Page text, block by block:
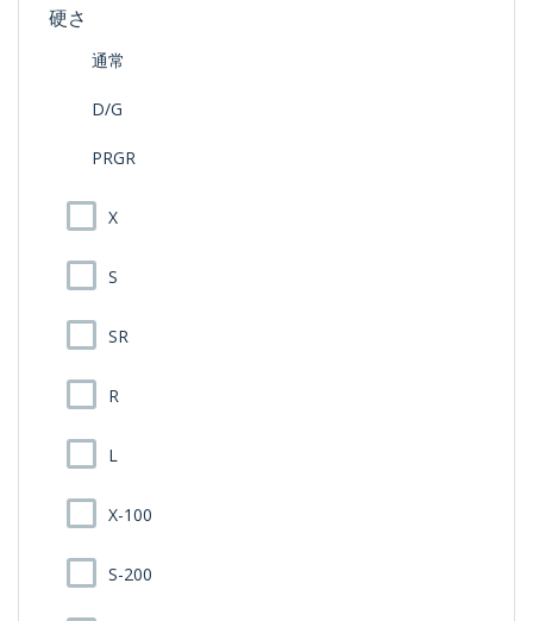
硬さ
通常
D/G
PRGR
X
S
SR
R
L
X-100
S-200